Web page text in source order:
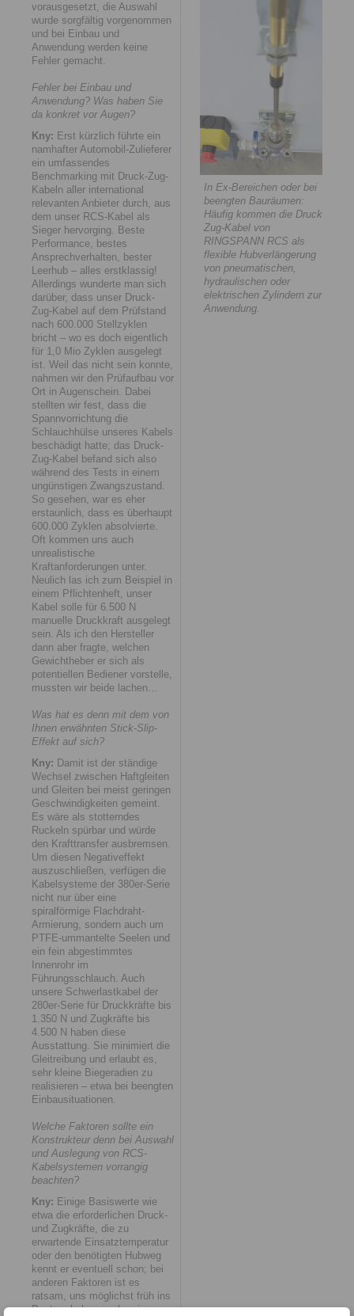
vorausgesetzt, die Auswahl
wurde sorgfältig vorgenommen
und bei Einbau und
Anwendung werden keine
Fehler gemacht.
Fehler bei Einbau und
Anwendung? Was haben Sie
da konkret vor Augen?
Kny: Erst kürzlich führte ein
namhafter Automobil-Zulieferer
ein umfassendes
Benchmarking mit Druck-Zug-
Kabeln aller international
relevanten Anbieter durch, aus
dem unser RCS-Kabel als
Sieger hervorging. Beste
Performance, bestes
Ansprechverhalten, bester
Leerhub – alles erstklassig!
Allerdings wunderte man sich
darüber, dass unser Druck-
Zug-Kabel auf dem Prüfstand
nach 600.000 Stellzyklen
bricht – wo es doch eigentlich
für 1,0 Mio Zyklen ausgelegt
ist. Weil das nicht sein konnte,
nahmen wir den Prüfaufbau vor
Ort in Augenschein. Dabei
stellten wir fest, dass die
Spannvorrichtung die
Schlauchhülse unseres Kabels
beschädigt hatte; das Druck-
Zug-Kabel befand sich also
während des Tests in einem
ungünstigen Zwangszustand.
So gesehen, war es eher
erstaunlich, dass es überhaupt
600.000 Zyklen absolvierte.
Oft kommen uns auch
unrealistische
Kraftanforderungen unter.
Neulich las ich zum Beispiel in
einem Pflichtenheft, unser
Kabel solle für 6.500 N
manuelle Druckkraft ausgelegt
sein. Als ich den Hersteller
dann aber fragte, welchen
Gewichtheber er sich als
potentiellen Bediener vorstelle,
mussten wir beide lachen…
Was hat es denn mit dem von
Ihnen erwähnten Stick-Slip-
Effekt auf sich?
Kny: Damit ist der ständige
Wechsel zwischen Haftgleiten
und Gleiten bei meist geringen
Geschwindigkeiten gemeint.
Es wäre als stotterndes
Ruckeln spürbar und würde
den Krafttransfer ausbremsen.
Um diesen Negativeffekt
auszuschließen, verfügen die
Kabelsysteme der 380er-Serie
nicht nur über eine
spiralförmige Flachdraht-
Armierung, sondern auch um
PTFE-ummantelte Seelen und
ein fein abgestimmtes
Innenrohr im
Führungsschlauch. Auch
unsere Schwerlastkabel der
280er-Serie für Druckkräfte bis
1.350 N und Zugkräfte bis
4.500 N haben diese
Ausstattung. Sie minimiert die
Gleitreibung und erlaubt es,
sehr kleine Biegeradien zu
realisieren – etwa bei beengten
Einbausituationen.
Welche Faktoren sollte ein
Konstrukteur denn bei Auswahl
und Auslegung von RCS-
Kabelsystemen vorrangig
beachten?
Kny: Einige Basiswerte wie
etwa die erforderlichen Druck-
und Zugkräfte, die zu
erwartende Einsatztemperatur
oder den benötigten Hubweg
kennt er eventuell schon; bei
anderen Faktoren ist es
ratsam, uns möglichst früh ins
Boot zu holen – schon im
In Ex-Bereichen oder bei
beengten Bauräumen:
Häufig kommen die Druck-
Zug-Kabel von
RINGSPANN RCS als
flexible Hubverlängerung
von pneumatischen,
hydraulischen oder
elektrischen Zylindern zur
Anwendung.